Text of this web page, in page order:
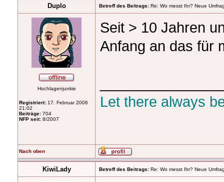
Duplo Betreff des Beitrags: Re: Wo messt Ihr? Neue
Hochlagenjunkie
Registriert: 17. Februar 2006
21:02
Beiträge: 704
NFP seit: 8/2007
Seit > 10 Jahren
Anfang an das für
Let there always
Nach oben
KiwiLady Betreff des Beitrags: Re: Wo messt Ihr? Neue